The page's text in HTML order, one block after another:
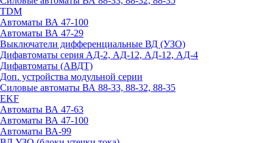
TDM
Автоматы ВА 47-100
Автоматы ВА 47-29
Выключатели дифференциальные ВД (УЗО)
Дифавтоматы серия АД-2, АД-12, АД-12, АД-4
Дифавтоматы (АВДТ)
Доп. устройства модульной серии
Силовые автоматы ВА 88-33, 88-32, 88-35
EKF
Автоматы ВА 47-63
Автоматы ВА 47-100
Автоматы ВА-99